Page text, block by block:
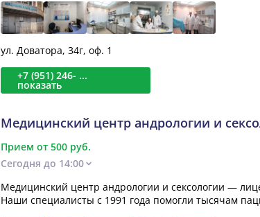
ул. Доватора, 34г, оф. 1
+7 (951) 246- ...
показать
Медицинский центр андрологии и
Прием от 500 руб.
Сегодня до 14:00
Медицинский центр андрологии и сексологии —
Наши специалисты с 1991 года помогли тысячам